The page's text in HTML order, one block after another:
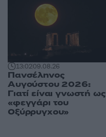
13:0209.08.26
Πανσέληνος
Αυγούστου 2026:
Γιατί είναι γνωστή ως
«φεγγάρι του
Οξύρρυγχου»